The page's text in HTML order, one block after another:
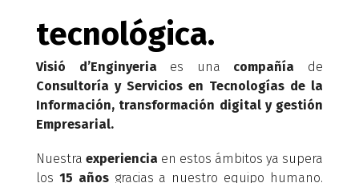
tecnológica.
Visió d’Enginyeria es una compañía de
Consultoría y Servicios en Tecnologías de la
Información, transformación digital y gestión
Empresarial.
Nuestra experiencia en estos ámbitos ya supera
los 15 añosgracias a nuestro equipo humano.